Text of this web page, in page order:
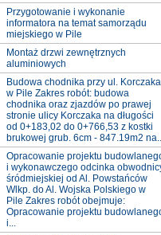
Przygotowanie i wykonanie
informatora na temat samorządu
miejskiego w Pile
Montaż drzwi zewnętrznych
aluminiowych
Budowa chodnika przy ul. Korczaka
w Pile Zakres robót: budowa
chodnika oraz zjazdów po prawej
stronie ulicy Korczaka na długości
od 0+183,02 do 0+766,53 z kostki
brukowej grub. 6cm - 847.19m2
Opracowanie projektu
i wykonawczego odcinka
śródmiejskiej od Al. Powstańców
Wlkp. do Al. Wojska Polskiego w
Pile Zakres robót obejmuje:
Opracowanie projektu
i...